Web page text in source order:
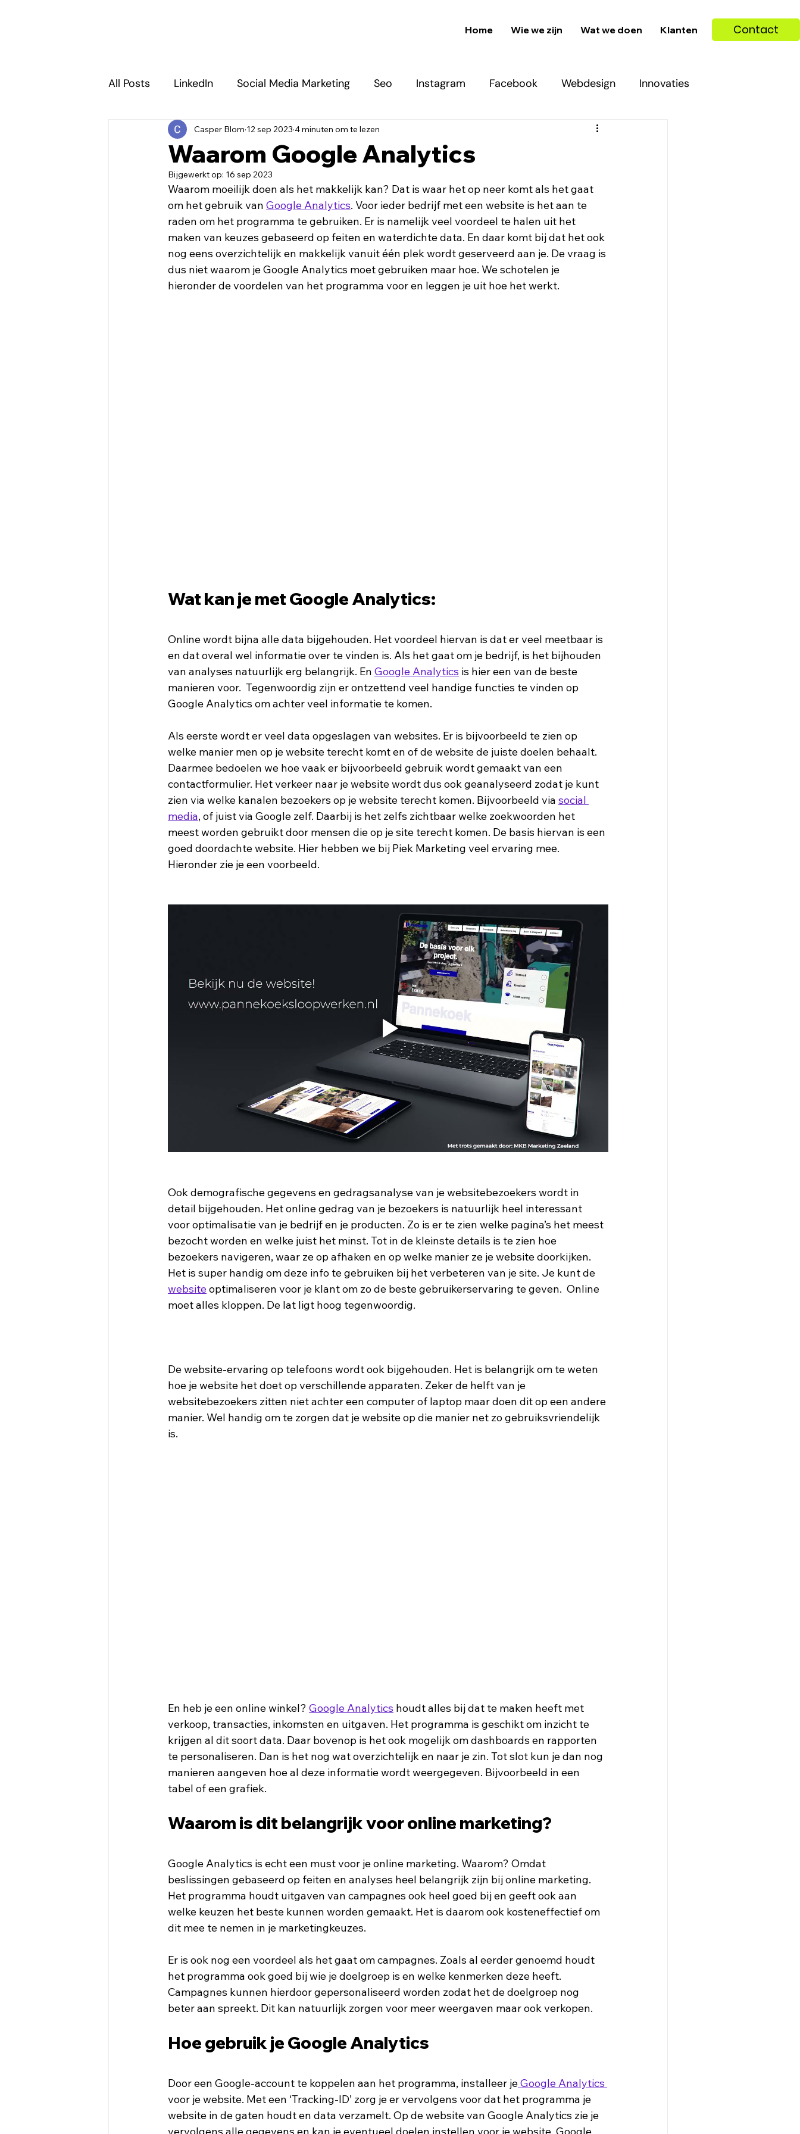
Home Wie we zijn Wat we doen Klanten Contact
All Posts LinkedIn Social Media Marketing Seo Instagram Facebook Webdesign Innovaties
E-mail marketing SEA / Google Ads
Waarom Google Analytics
Casper Blom 12 sep 2023 4 minuten om te lezen
Bijgewerkt op: 16 sep 2023
Waarom moeilijk doen als het makkelijk kan? Dat is waar het op neer komt als het gaat
om het gebruik van Google Analytics. Voor ieder bedrijf met een website is het aan te
raden om het programma te gebruiken. Er is namelijk veel voordeel te halen uit het
maken van keuzes gebaseerd op feiten en waterdichte data. En daar komt bij dat het ook
nog eens overzichtelijk en makkelijk vanuit één plek wordt geserveerd aan je. De vraag is
dus niet waarom je Google Analytics moet gebruiken maar hoe. We schotelen je
hieronder de voordelen van het programma voor en leggen je uit hoe het werkt.
Wat kan je met Google Analytics:
Online wordt bijna alle data bijgehouden. Het voordeel hiervan is dat er veel meetbaar is
en dat overal wel informatie over te vinden is. Als het gaat om je bedrijf, is het bijhouden
van analyses natuurlijk erg belangrijk. En Google Analytics is hier een van de beste
manieren voor.  Tegenwoordig zijn er ontzettend veel handige functies te vinden op
Google Analytics om achter veel informatie te komen.
Als eerste wordt er veel data opgeslagen van websites. Er is bijvoorbeeld te zien op
welke manier men op je website terecht komt en of de website de juiste doelen behaalt.
Daarmee bedoelen we hoe vaak er bijvoorbeeld gebruik wordt gemaakt van een
contactformulier. Het verkeer naar je website wordt dus ook geanalyseerd zodat je kunt
zien via welke kanalen bezoekers op je website terecht komen. Bijvoorbeeld via social
media, of juist via Google zelf. Daarbij is het zelfs zichtbaar welke zoekwoorden het
meest worden gebruikt door mensen die op je site terecht komen. De basis hiervan is een
goed doordachte website. Hier hebben we bij Piek Marketing veel ervaring mee.
Hieronder zie je een voorbeeld.
Ook demografische gegevens en gedragsanalyse van je websitebezoekers wordt in
detail bijgehouden. Het online gedrag van je bezoekers is natuurlijk heel interessant
voor optimalisatie van je bedrijf en je producten. Zo is er te zien welke pagina’s het meest
bezocht worden en welke juist het minst. Tot in de kleinste details is te zien hoe
bezoekers navigeren, waar ze op afhaken en op welke manier ze je website doorkijken.
Het is super handig om deze info te gebruiken bij het verbeteren van je site. Je kunt de
website optimaliseren voor je klant om zo de beste gebruikerservaring te geven.  Online
moet alles kloppen. De lat ligt hoog tegenwoordig.
De website-ervaring op telefoons wordt ook bijgehouden. Het is belangrijk om te weten
hoe je website het doet op verschillende apparaten. Zeker de helft van je
websitebezoekers zitten niet achter een computer of laptop maar doen dit op een andere
manier. Wel handig om te zorgen dat je website op die manier net zo gebruiksvriendelijk
is.
En heb je een online winkel? Google Analytics houdt alles bij dat te maken heeft met
verkoop, transacties, inkomsten en uitgaven. Het programma is geschikt om inzicht te
krijgen al dit soort data. Daar bovenop is het ook mogelijk om dashboards en rapporten
te personaliseren. Dan is het nog wat overzichtelijk en naar je zin. Tot slot kun je dan nog
manieren aangeven hoe al deze informatie wordt weergegeven. Bijvoorbeeld in een
tabel of een grafiek.
Waarom is dit belangrijk voor online marketing?
Google Analytics is echt een must voor je online marketing. Waarom? Omdat
beslissingen gebaseerd op feiten en analyses heel belangrijk zijn bij online marketing.
Het programma houdt uitgaven van campagnes ook heel goed bij en geeft ook aan
welke keuzen het beste kunnen worden gemaakt. Het is daarom ook kosteneffectief om
dit mee te nemen in je marketingkeuzes.
Er is ook nog een voordeel als het gaat om campagnes. Zoals al eerder genoemd houdt
het programma ook goed bij wie je doelgroep is en welke kenmerken deze heeft.
Campagnes kunnen hierdoor gepersonaliseerd worden zodat het de doelgroep nog
beter aan spreekt. Dit kan natuurlijk zorgen voor meer weergaven maar ook verkopen.
Hoe gebruik je Google Analytics
Door een Google-account te koppelen aan het programma, installeer jeGoogle Analytics
voor je website. Met een ‘Tracking-ID’ zorg je er vervolgens voor dat het programma je
website in de gaten houdt en data verzamelt. Op de website van Google Analytics zie je